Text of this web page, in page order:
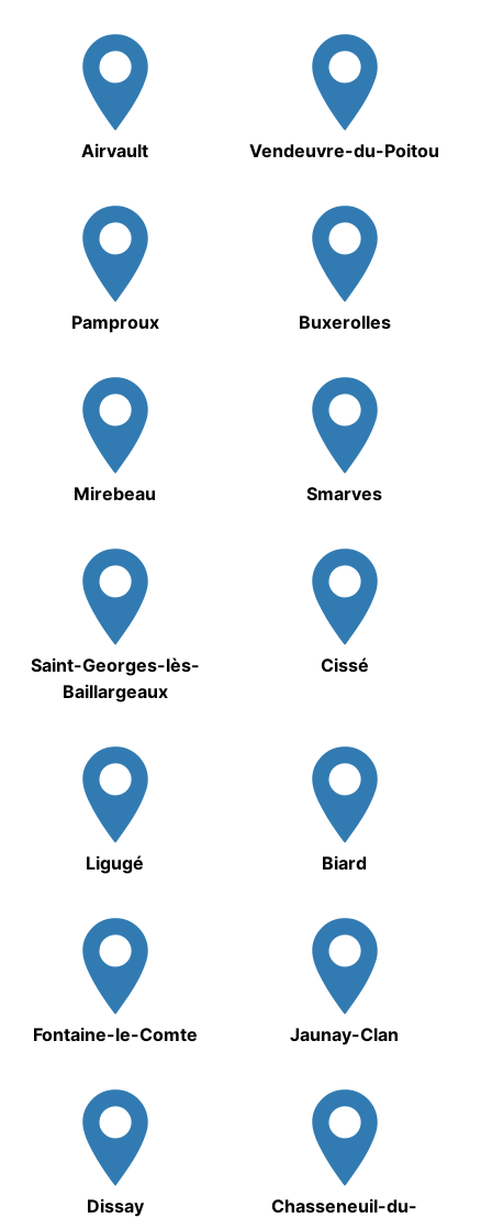
Airvault Vendeuvre-du-Poitou
Pamproux Buxerolles
Mirebeau Smarves
Saint-Georges-lès-
Baillargeaux
Cissé
Ligugé Biard
Fontaine-le-Comte Jaunay-Clan
Dissay
Chasseneuil-du-